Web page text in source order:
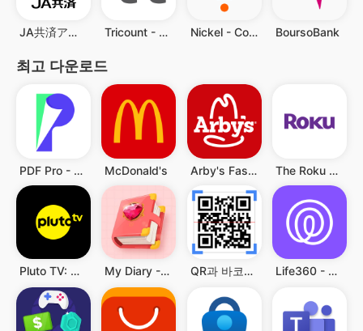
JA共済アプリ Tricount - Split group bills Nickel - Compte pour tous BoursoBank
최고 다운로드
PDF Pro - Reader & Maker McDonald's Arby's Fast Food Sandwiches The Roku App (Official)
Pluto TV: Watch Free Movies/TV My Diary - Diary With Lock QR과 바코드 스캐너 Life360 - 위치 공유